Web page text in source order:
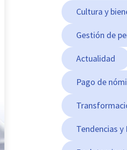
Cultura y
Gestión de
Actualidad
Pago de
Tendencias y